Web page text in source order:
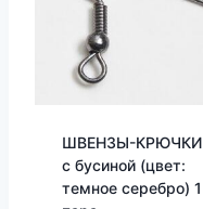
ШВЕНЗЫ-КРЮЧКИ
с бусиной (цвет:
темное серебро) 1